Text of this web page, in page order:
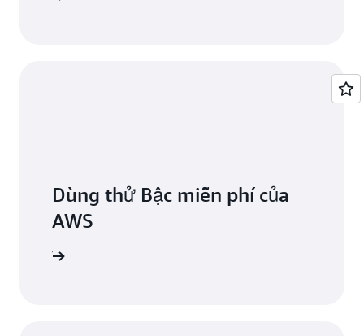
Dùng thử Bậc miễn phí của
AWS